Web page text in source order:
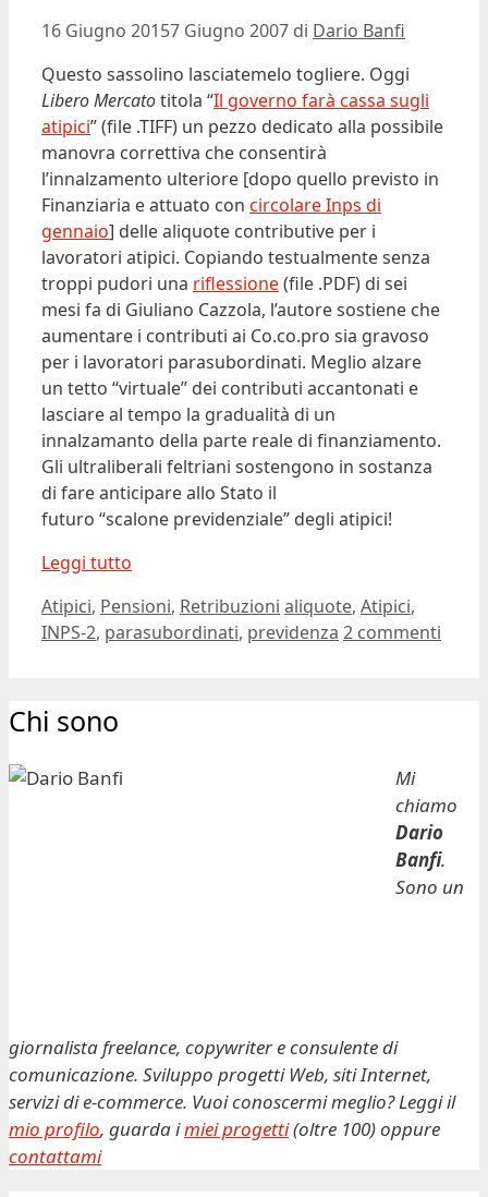
16 Giugno 20157 Giugno 2007 di Dario Banfi
Questo sassolino lasciatemelo togliere. Oggi
Libero Mercatotitola “Il governo farà cassa sugli
atipici” (file .TIFF) un pezzo dedicato alla possibile
manovra correttiva che consentirà
l’innalzamento ulteriore [dopo quello previsto in
Finanziaria e attuato con circolare Inps di
gennaio] delle aliquote contributive per i
lavoratori atipici. Copiando testualmente senza
troppi pudori una riflessione(file .PDF) di sei
mesi fa di Giuliano Cazzola, l’autore sostiene che
aumentare i contributi ai Co.co.pro sia gravoso
per i lavoratori parasubordinati. Meglio alzare
un tetto “virtuale” dei contributi accantonati e
lasciare al tempo la gradualità di un
innalzamanto della parte reale di finanziamento.
Gli ultraliberali feltriani sostengono in sostanza
di fare anticipare allo Stato il
futuro “scalone previdenziale” degli atipici!
Leggi tutto
Categorie
Atipici, Pensioni, Retribuzioni Tag
aliquote, Atipici,
INPS-2, parasubordinati, previdenza 2 commenti
Chi sono
Mi
chiamo
Dario
Banfi.
Sono un
giornalista freelance, copywriter e consulente di
comunicazione. Sviluppo progetti Web, siti Internet,
servizi di e-commerce. Vuoi conoscermi meglio? Leggi il
mio profilo, guarda imiei progetti(oltre 100) oppure
contattami